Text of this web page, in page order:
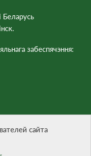
Беларусь
забеспячэння:
сайта